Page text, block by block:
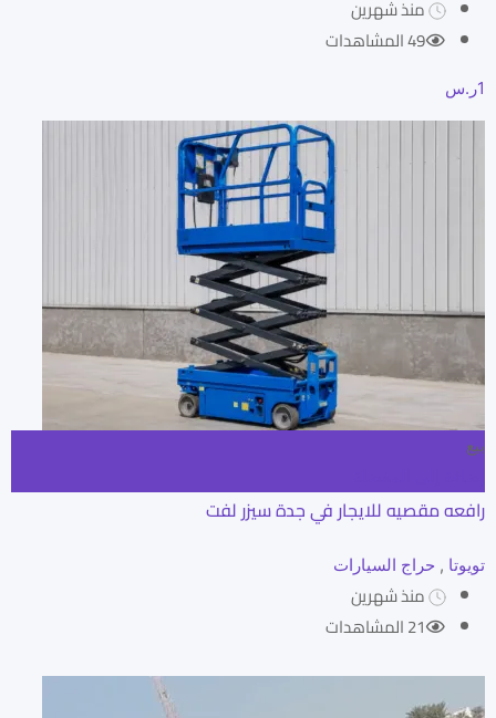
منذ شهرين
49 المشاهدات
1ر.س
بيع
رافعه مقصيه للايجار في جدة سيزر لفت
تويوتا , حراج السيارات
منذ شهرين
21 المشاهدات